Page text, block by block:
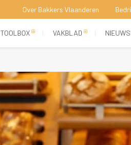
Over Bakkers Vlaanderen
TOOLBOX VAKBLAD NIEUWS